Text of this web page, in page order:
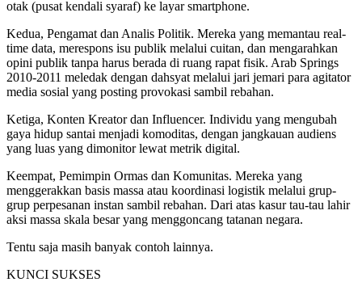
otak (pusat kendali syaraf) ke layar smartphone.
Kedua, ​Pengamat dan Analis Politik. Mereka yang memantau real-
time data, merespons isu publik melalui cuitan, dan mengarahkan
opini publik tanpa harus berada di ruang rapat fisik. Arab Springs
2010-2011 meledak dengan dahsyat melalui jari jemari para agitator
media sosial yang posting provokasi sambil rebahan.
Ketiga, ​Konten Kreator dan Influencer. Individu yang mengubah
gaya hidup santai menjadi komoditas, dengan jangkauan audiens
yang luas yang dimonitor lewat metrik digital.
Keempat, ​Pemimpin Ormas dan Komunitas. Mereka yang
menggerakkan basis massa atau koordinasi logistik melalui grup-
grup perpesanan instan sambil rebahan. Dari atas kasur tau-tau lahir
aksi massa skala besar yang menggoncang tatanan negara.
Tentu saja masih banyak contoh lainnya.
​KUNCI SUKSES